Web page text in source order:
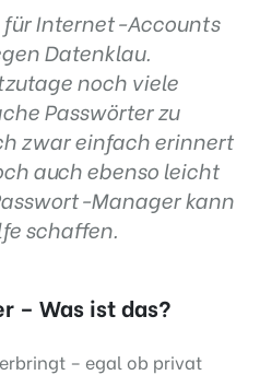
für Internet-Accounts
Datenklau.
noch viele
Passwörter zu
zwar einfach erinnert
auch ebenso leicht
Manager kann
schaffen.
– Was ist das?
– egal ob privat